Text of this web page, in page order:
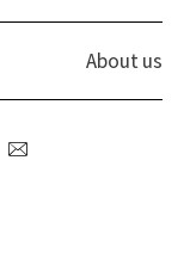
About us